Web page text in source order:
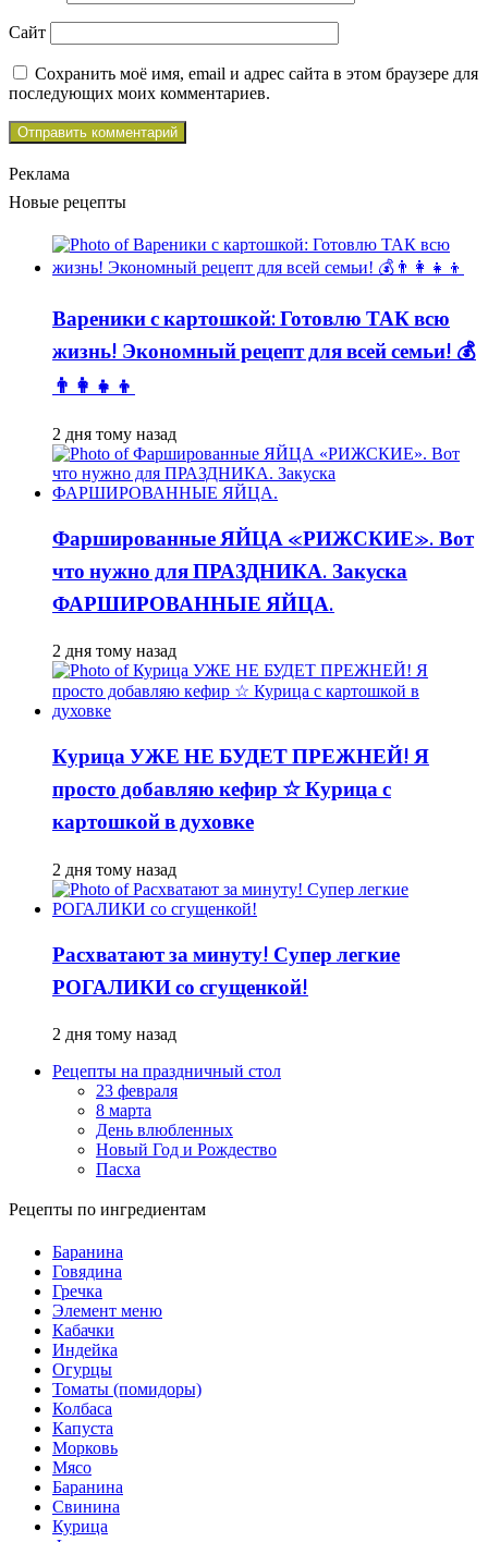
Сайт
Сохранить моё имя, email и адрес сайта в этом браузере для
последующих моих комментариев.
Реклама
Новые рецепты
Вареники с картошкой: Готовлю ТАК всю
жизнь! Экономный рецепт для всей семьи! 💰
👨👩👧👦
2 дня тому назад
Фаршированные ЯЙЦА «РИЖСКИЕ». Вот
что нужно для ПРАЗДНИКА. Закуска
ФАРШИРОВАННЫЕ ЯЙЦА.
2 дня тому назад
Курица УЖЕ НЕ БУДЕТ ПРЕЖНЕЙ! Я
просто добавляю кефир ☆ Курица с
картошкой в духовке
2 дня тому назад
Расхватают за минуту! Супер легкие
РОГАЛИКИ со сгущенкой!
2 дня тому назад
Рецепты на праздничный стол
23 февраля
8 марта
День влюбленных
Новый Год и Рождество
Пасха
Рецепты по ингредиентам
Баранина
Говядина
Гречка
Элемент меню
Кабачки
Индейка
Огурцы
Томаты (помидоры)
Колбаса
Капуста
Морковь
Мясо
Баранина
Свинина
Курица